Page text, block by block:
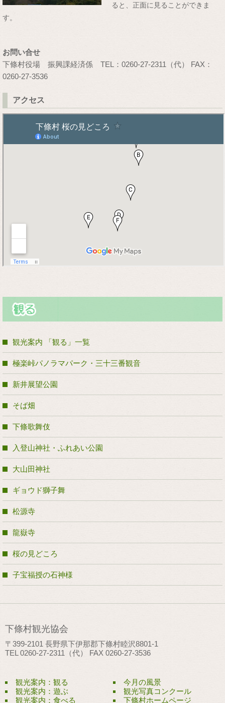
ると、正面に見ることができま
す。
お問い合せ
下條村役場 振興課経済係 TEL：0260-27-2311（代） FAX：
0260-27-3536
アクセス
観光案内 「観る」一覧
極楽峠パノラマパーク・三十三番観音
新井展望公園
そば畑
下條歌舞伎
入登山神社・ふれあい公園
大山田神社
ギョウド獅子舞
松源寺
龍嶽寺
桜の見どころ
子宝福授の石神様
下條村観光協会
〒399-2101 長野県下伊那郡下條村睦沢8801-1
TEL 0260-27-2311（代） FAX 0260-27-3536
観光案内：観る
観光案内：遊ぶ
観光案内：食べる
今月の風景
観光写真コンクール
下條村ホームページ